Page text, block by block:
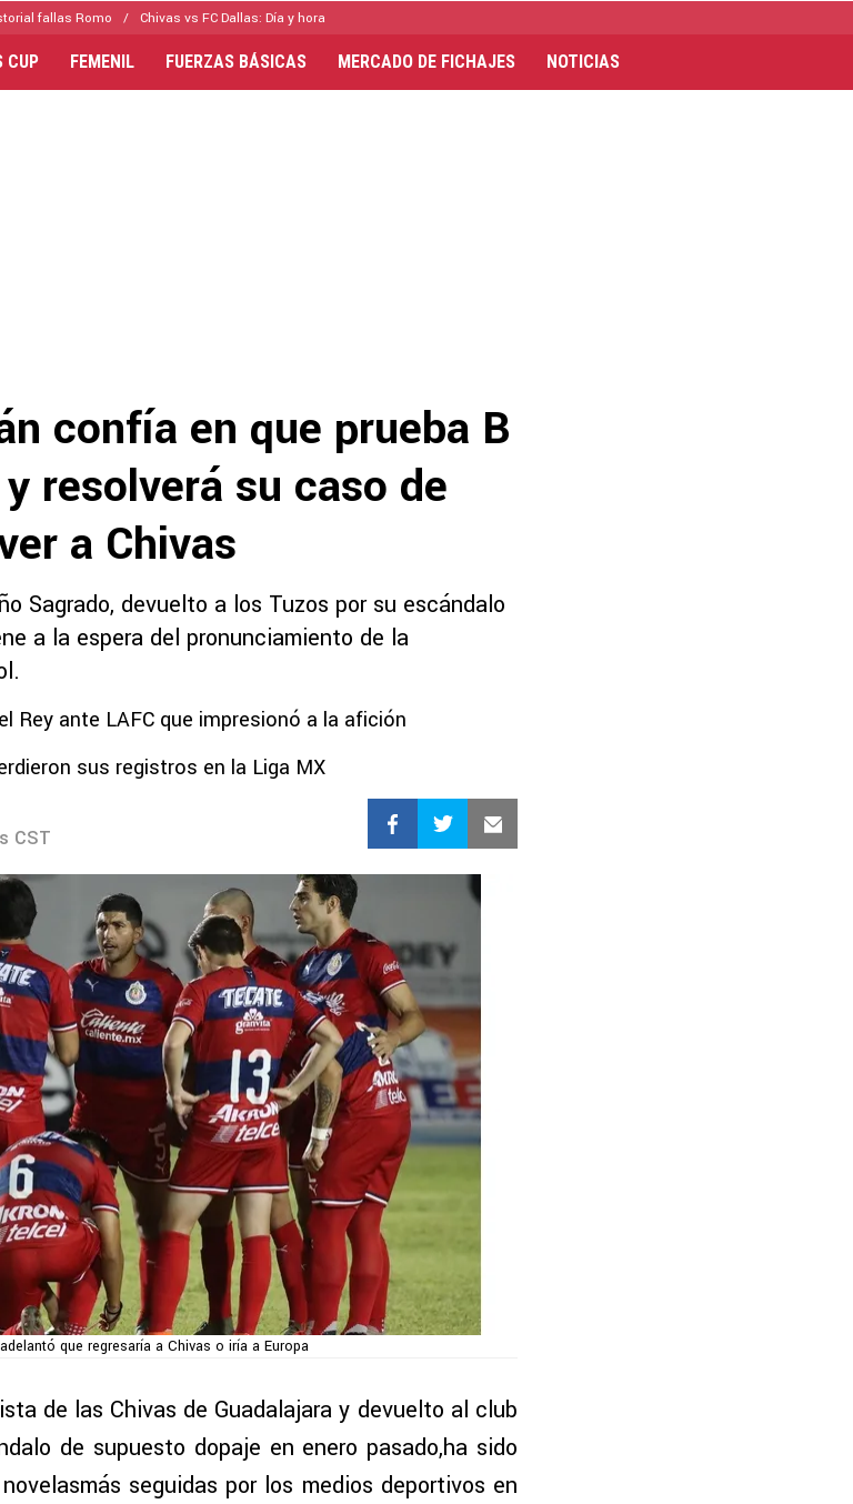
fallas Romo Chivas vs FC Dallas: Día y hora
CUP FEMENIL FUERZAS BÁSICAS MERCADO DE FICHAJES NOTICIAS
confía en que prueba B
resolverá su caso de
a Chivas
Sagrado, devuelto a los Tuzos por su escándalo
a la espera del pronunciamiento de la
Rey ante LAFC que impresionó a la afición
sus registros en la Liga MX
CST
que regresaría a Chivas o iría a Europa
de las Chivas de Guadalajara y devuelto al club
de supuesto dopaje en enero pasado,ha sido
seguidas por los medios deportivos en